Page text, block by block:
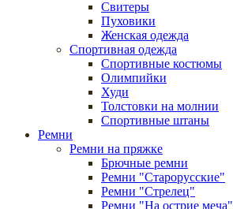
Свитеры
Пуховики
Женская одежда
Спортивная одежда
Спортивные костюмы
Олимпийки
Худи
Толстовки на молнии
Спортивные штаны
Ремни
Ремни на пряжке
Брючные ремни
Ремни "Старорусские"
Ремни "Стрелец"
Ремни "На острие меча"